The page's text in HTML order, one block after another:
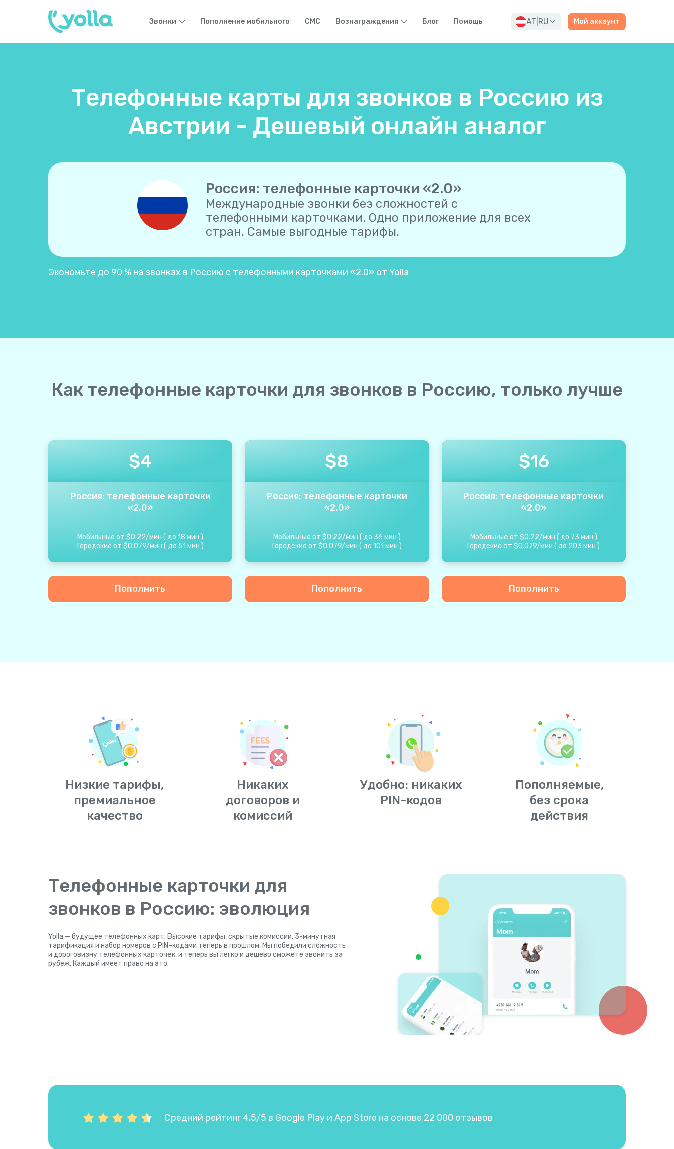
Звонки Пополнение мобильного СМС Вознаграждения Блог Помощь AT RU Мой аккаунт
Телефонные карты для звонков в Россию из
Австрии - Дешевый онлайн аналог
Россия: телефонные карточки «2.0»
Международные звонки без сложностей с
телефонными карточками. Одно приложение для всех
стран. Самые выгодные тарифы.
Экономьте до 90 % на звонках в Россию с телефонными карточками «2.0» от Yolla
Как телефонные карточки для звонков в Россию, только лучше
$4
Россия: телефонные карточки
«2.0»
Мобильные от $0.22/мин (до 18 мин )
Городские от $0.079/мин ( до 51 мин )
Пополнить
$8
Россия: телефонные карточки
«2.0»
Мобильные от $0.22/мин ( до 36 мин )
Городские от $0.079/мин ( до 101 мин )
Пополнить
$16
Россия: телефонные карточки
«2.0»
Мобильные от $0.22/мин ( до 73 мин )
Городские от $0.079/мин (до 203 мин )
Пополнить
Низкие тарифы,
премиальное
качество
Никаких
договоров и
комиссий
Удобно: никаких
PIN-кодов
Пополняемые,
без срока
действия
Телефонные карточки для
звонков в Россию: эволюция
Yolla — будущее телефонных карт. Высокие тарифы, скрытые комиссии, 3-минутная
тарификация и набор номеров с PIN-кодами теперь в прошлом. Мы победили сложность
и дороговизну телефонных карточек, и теперь вы легко и дешево сможете звонить за
рубеж. Каждый имеет право на это.
Средний рейтинг 4,5/5 в Google Play и App Store на основе 22 000 отзывов